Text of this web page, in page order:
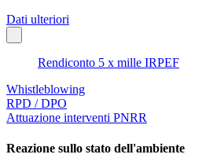
Dati ulteriori
Rendiconto 5 x mille IRPEF
Whistleblowing
RPD / DPO
Attuazione interventi PNRR
Reazione sullo stato dell'ambiente